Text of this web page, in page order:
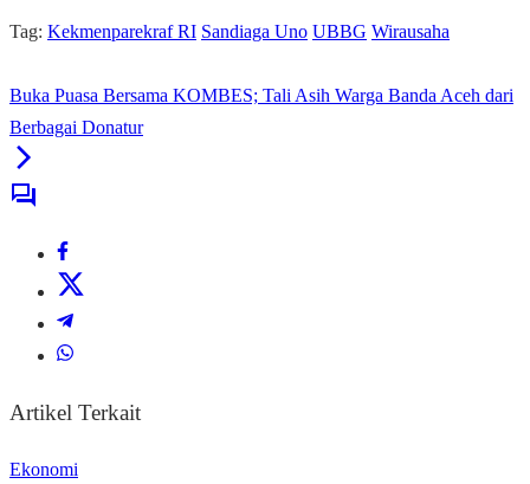
Tag: Kekmenparekraf RI Sandiaga Uno UBBG Wirausaha
Buka Puasa Bersama KOMBES; Tali Asih Warga Banda Aceh dari
Berbagai Donatur
Artikel Terkait
Ekonomi